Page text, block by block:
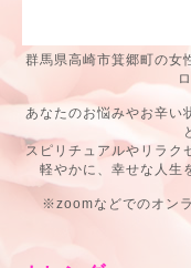
群馬県高崎市箕郷町の女
あなたのお悩みやお辛い
スピリチュアルやリラク
軽やかに、幸せな人生
※zoomなどでのオン